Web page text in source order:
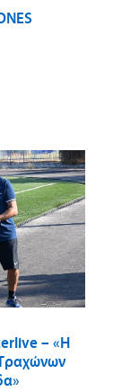
– «Η